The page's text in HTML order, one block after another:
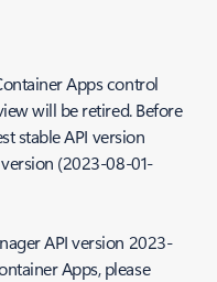
Apps control
will be retired. Before
stable API version
(2023-08-01-
API version 2023-
Apps, please